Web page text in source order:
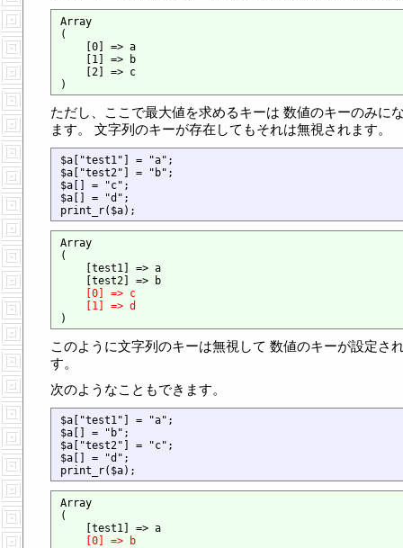
Array
(
    [0] => a
    [1] => b
    [2] => c
ただし、ここで最大値を求めるキーは 数値のキーのみに
ます。 文字列のキーが存在してもそれは無視されます。
$a["test1"] = "a";
$a["test2"] = "b";
$a[] = "c";
$a[] = "d";
Array
(
    [test1] => a
    [test2] => b
[0] => c
[1] => d
このように文字列のキーは無視して 数値のキーが設定さ
す。
次のようなこともできます。
$a["test1"] = "a";
$a[] = "b";
$a["test2"] = "c";
$a[] = "d";
Array
(
    [test1] => a
[0] => b